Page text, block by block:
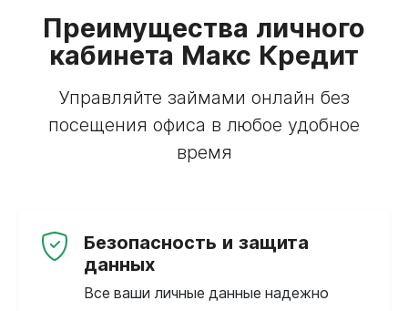
Преимущества личного
кабинета Макс Кредит
Управляйте займами онлайн без
посещения офиса в любое удобное
время
Безопасность и защита
данных
Все ваши личные данные надежно